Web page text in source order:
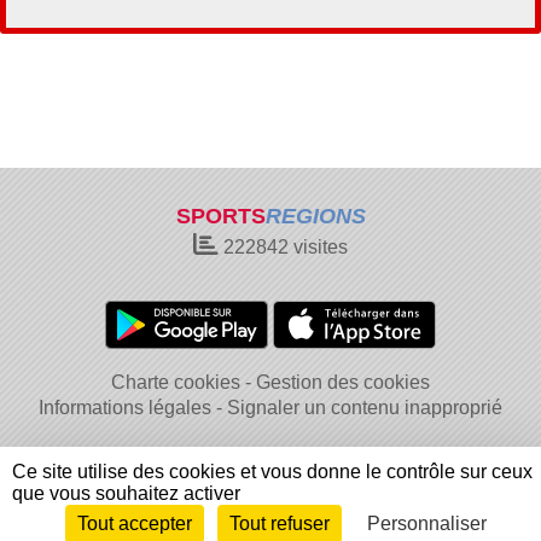
SPORTSREGIONS
222842 visites
Charte cookies
Gestion des cookies
Informations légales
Signaler un contenu inapproprié
Envie de participer ? Connexion
Ce site utilise des cookies et vous donne le contrôle sur ceux
que vous souhaitez activer
Tout accepter
Tout refuser Personnaliser